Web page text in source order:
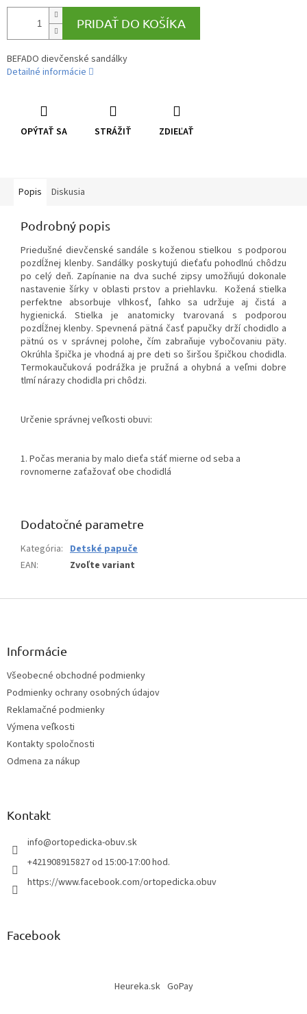
PRIDAŤ DO KOŠÍKA
BEFADO dievčenské sandálky
Detailné informácie
OPÝTAŤ SA STRÁŽIŤ ZDIEĽAŤ
Popis Diskusia
Podrobný popis
Priedušné dievčenské sandále s koženou stielkou s podporou
pozdĺžnej klenby. Sandálky poskytujú dieťaťu pohodlnú chôdzu
po celý deň. Zapínanie na dva suché zipsy umožňujú dokonale
nastavenie šírky v oblasti prstov a priehlavku. Kožená stielka
perfektne absorbuje vlhkosť, ľahko sa udržuje aj čistá a
hygienická. Stielka je anatomicky tvarovaná s podporou
pozdĺžnej klenby. Spevnená pätná časť papučky drží chodidlo a
pätnú os v správnej polohe, čím zabraňuje vybočovaniu päty.
Okrúhla špička je vhodná aj pre deti so širšou špičkou chodidla.
Termokaučuková podrážka je pružná a ohybná a veľmi dobre
tlmí nárazy chodidla pri chôdzi.
Určenie správnej veľkosti obuvi:
1. Počas merania by malo dieťa stáť mierne od seba a
rovnomerne zaťažovať obe chodidlá
Dodatočné parametre
Kategória: Detské papuče
EAN: Zvoľte variant
Z
Informácie
Všeobecné obchodné podmienky
Podmienky ochrany osobných údajov
Reklamačné podmienky
Výmena veľkosti
Kontakty spoločnosti
Odmena za nákup
Kontakt
info@ortopedicka-obuv.sk
+421908915827 od 15:00-17:00 hod.
https://www.facebook.com/ortopedicka.obuv
Facebook
Heureka.sk GoPay